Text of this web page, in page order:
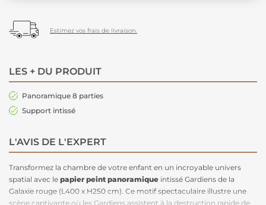
Estimez vos frais de livraison.
LES + DU PRODUIT
Panoramique 8 parties
Support intissé
L'AVIS DE L'EXPERT
Transformez la chambre de votre enfant en un incroyable univers
spatial avec le papier peint panoramique intissé Gardiens de la
Galaxie rouge (L400 x H250 cm). Ce motif spectaculaire illustre une
scène captivante où les Gardiens assistent à la destruction rapide de